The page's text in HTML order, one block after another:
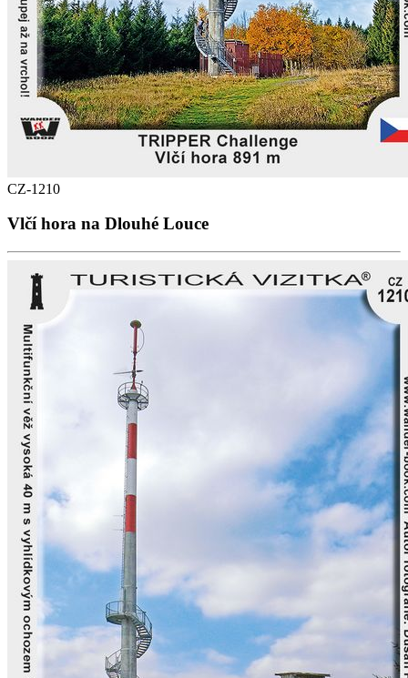
CZ-1210
Vlčí hora na Dlouhé Louce